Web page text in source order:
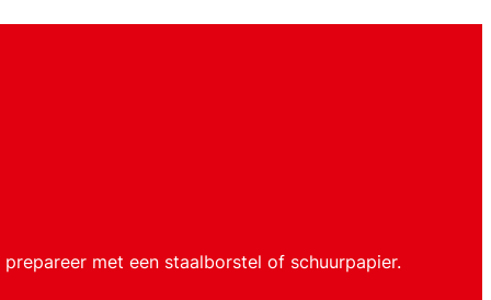
met een staalborstel of schuurpapier.